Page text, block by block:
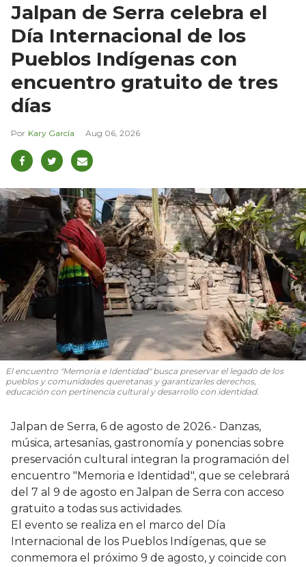
Jalpan de Serra celebra el
Día Internacional de los
Pueblos Indígenas con
encuentro gratuito de tres
días
Kary García Aug 06, 2026
El encuentro "Memoria e Identidad" busca preservar el legado de los
pueblos y comunidades queretanas y garantizarles derechos,
educación con pertinencia cultural y desarrollo con identidad.
Jalpan de Serra, 6 de agosto de 2026.- Danzas,
música, artesanías, gastronomía y ponencias sobre
preservación cultural integran la programación del
encuentro "Memoria e Identidad", que se celebrará
del 7 al 9 de agosto en Jalpan de Serra con acceso
gratuito a todas sus actividades.
El evento se realiza en el marco del Día
Internacional de los Pueblos Indígenas, que se
conmemora el próximo 9 de agosto, y coincide con